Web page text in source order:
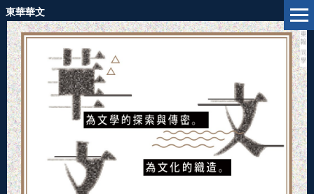
跳
到
主
要
內
容
區
東華華文